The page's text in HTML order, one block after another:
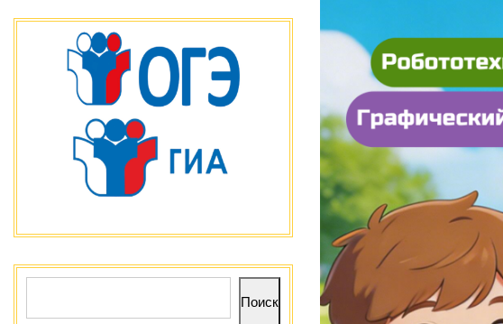
Поиск